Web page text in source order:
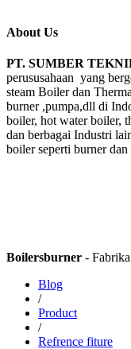
About Us
PT. SUMBER
perususahaan yang
steam Boiler dan
burner ,pumpa,dll di
boiler, hot water boiler,
dan berbagai Industri
boiler seperti burner
Boilersburner -
Blog
/
Product
/
Refrence fiture